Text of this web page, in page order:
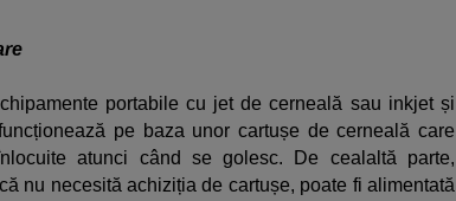
portabile cu jet de cerneală sau inkjet și
pe baza unor cartușe de cerneală care
atunci când se golesc. De cealaltă parte,
nu necesită achiziția de cartușe, poate fi alimentată